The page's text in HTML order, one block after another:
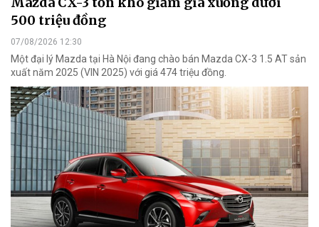
500 triệu đồng
07/08/2026 12:30
Một đại lý Mazda tại Hà Nội đang chào bán Mazda CX-3 1.5 AT sản
xuất năm 2025 (VIN 2025) với giá 474 triệu đồng.